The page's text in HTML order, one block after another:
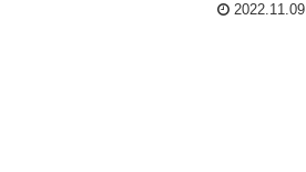
2022.11.09